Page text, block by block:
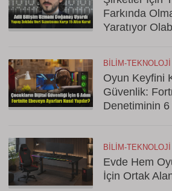
Farkında
Yaratıyor
BILIM-TEKNOLOJI
Oyun Keyfini
Güvenlik:
Denetiminin 6
BILIM-TEKNOLOJI
Evde Hem
İçin Ortak